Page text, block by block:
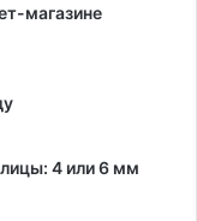
магазине
4 или 6 мм